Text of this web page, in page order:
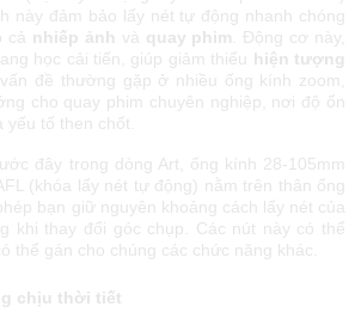
này đảm bảo lấy nét tự động nhanh chóng
cả nhiếp ảnh và quay phim . Động cơ này,
học cải tiến, giúp giảm thiểu hiện tượng
vấn đề thường gặp ở nhiều ống kính zoom,
cho quay phim chuyên nghiệp, nơi độ ổn
tố then chốt.
đây trong dòng Art, ống kính 28-105mm
(khóa lấy nét tự động) nằm trên thân ống
bạn giữ nguyên khoảng cách lấy nét của
khi thay đổi góc chụp. Các nút này có thể
thể gán cho chúng các chức năng khác.
chịu thời tiết